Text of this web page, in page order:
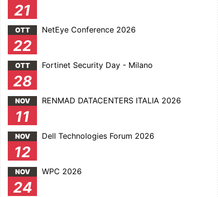
21
OTT
22
NetEye Conference 2026
OTT
28
Fortinet Security Day - Milano
NOV
11
RENMAD DATACENTERS ITALIA 2026
NOV
12
Dell Technologies Forum 2026
NOV
24
WPC 2026